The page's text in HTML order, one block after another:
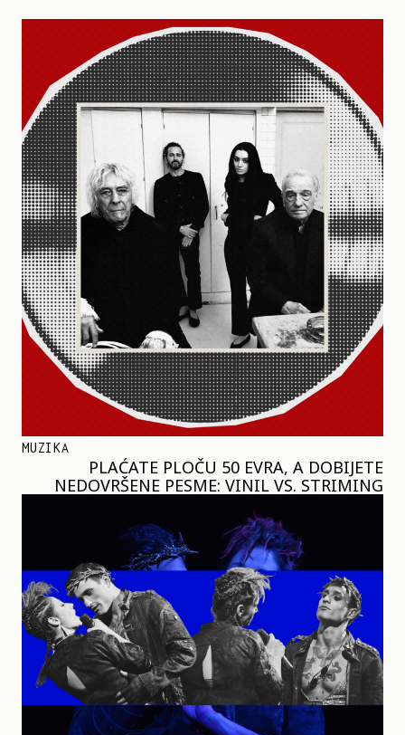
MUZIKA
PLAĆATE PLOČU 50 EVRA, A DOBIJETE
NEDOVRŠENE PESME: VINIL VS. STRIMING